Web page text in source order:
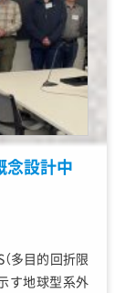
念設計中
多目的回折限
す地球型系外